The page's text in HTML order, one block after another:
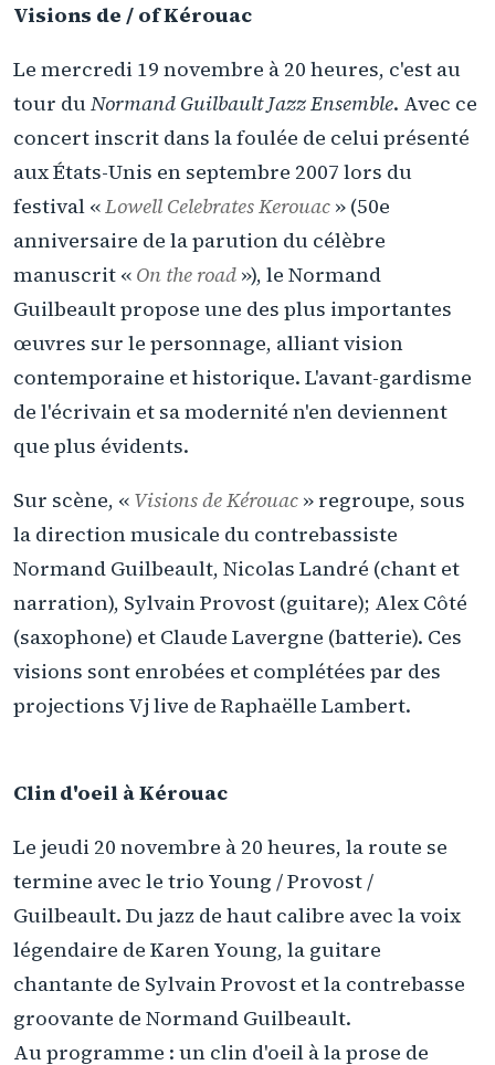
Visions de / of Kérouac
Le mercredi 19 novembre à 20 heures, c'est au
tour duNormand Guilbault Jazz Ensemble. Avec ce
concert inscrit dans la foulée de celui présenté
aux États-Unis en septembre 2007 lors du
festival «Lowell Celebrates Kerouac » (50e
anniversaire de la parution du célèbre
manuscrit « On the road »), le Normand
Guilbeault propose une des plus importantes
œuvres sur le personnage, alliant vision
contemporaine et historique. L'avant-gardisme
de l'écrivain et sa modernité n'en deviennent
que plus évidents.
Sur scène, « Visions de Kérouac » regroupe, sous
la direction musicale du contrebassiste
Normand Guilbeault, Nicolas Landré (chant et
narration), Sylvain Provost (guitare); Alex Côté
(saxophone) et Claude Lavergne (batterie). Ces
visions sont enrobées et complétées par des
projections Vj live de Raphaëlle Lambert.
Clin d'oeil à Kérouac
Le jeudi 20 novembre à 20 heures, la route se
termine avec le trio Young / Provost /
Guilbeault. Du jazz de haut calibre avec la voix
légendaire de Karen Young, la guitare
chantante de Sylvain Provost et la contrebasse
groovante de Normand Guilbeault.
Au programme : un clin d'oeil à la prose de